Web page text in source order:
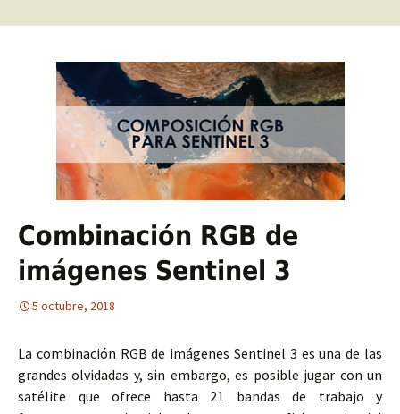
Combinación RGB de
imágenes Sentinel 3
5 octubre, 2018
La combinación RGB de imágenes Sentinel 3 es una de las
grandes olvidadas y, sin embargo, es posible jugar con un
satélite que ofrece hasta 21 bandas de trabajo y